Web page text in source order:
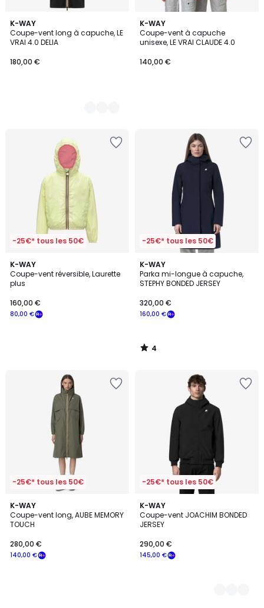
K-WAY
Coupe-vent long à capuche, LE
VRAI 4.0 DELIA
180,00 €
3
Couleurs
K-WAY
Coupe-vent à capuche
unisexe, LE VRAI CLAUDE 4.0
140,00 €
-25€* tous les 50€
K-WAY
Coupe-vent réversible, Laurette
plus
80,00 €
160,00 €
-25€* tous les 50€
K-WAY
Parka mi-longue à capuche,
STEPHY BONDED JERSEY
160,00 €
320,00 €
4
/
5
4
/
-25€* tous les 50€
K-WAY
Coupe-vent long, AUBE MEMORY
TOUCH
140,00 €
280,00 €
-25€* tous les 50€
K-WAY
Coupe-vent JOACHIM BONDED
JERSEY
145,00 €
290,00 €
3
Couleurs